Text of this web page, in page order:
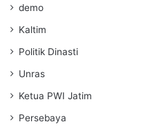
demo
Kaltim
Politik Dinasti
Unras
Ketua PWI Jatim
Persebaya